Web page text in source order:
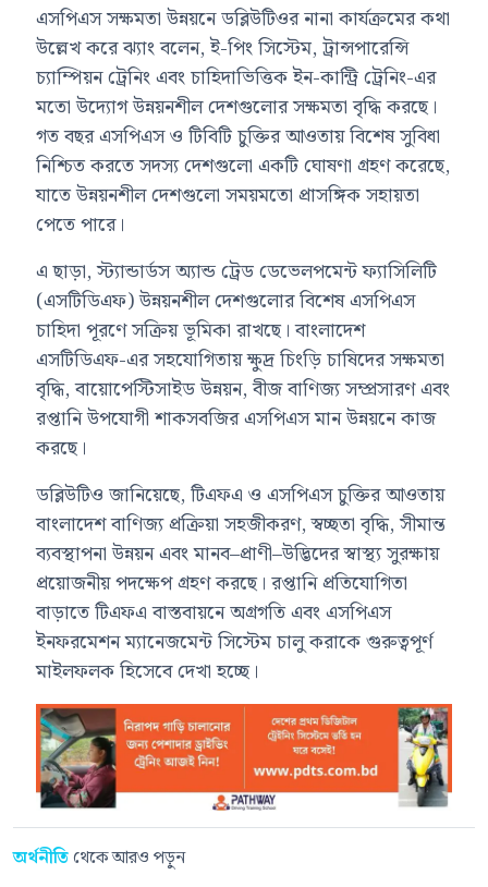
এসপিএস সক্ষমতা উন্নয়নে ডব্লিউটিওর নানা কার্যক্রমের কথা
উল্লেখ করে ঝ্যাং বলেন, ই-পিং সিস্টেম, ট্রান্সপারেন্সি
চ্যাম্পিয়ন ট্রেনিং এবং চাহিদাভিত্তিক ইন-কান্ট্রি ট্রেনিং-এর
মতো উদ্যোগ উন্নয়নশীল দেশগুলোর সক্ষমতা বৃদ্ধি করছে।
গত বছর এসপিএস ও টিবিটি চুক্তির আওতায় বিশেষ সুবিধা
নিশ্চিত করতে সদস্য দেশগুলো একটি ঘোষণা গ্রহণ করেছে,
যাতে উন্নয়নশীল দেশগুলো সময়মতো প্রাসঙ্গিক সহায়তা
পেতে পারে।
এ ছাড়া, স্ট্যান্ডার্ডস অ্যান্ড ট্রেড ডেভেলপমেন্ট ফ্যাসিলিটি
(এসটিডিএফ) উন্নয়নশীল দেশগুলোর বিশেষ এসপিএস
চাহিদা পূরণে সক্রিয় ভূমিকা রাখছে। বাংলাদেশ
এসটিডিএফ-এর সহযোগিতায় ক্ষুদ্র চিংড়ি চাষিদের সক্ষমতা
বৃদ্ধি, বায়োপেস্টিসাইড উন্নয়ন, বীজ বাণিজ্য সম্প্রসারণ এবং
রপ্তানি উপযোগী শাকসবজির এসপিএস মান উন্নয়নে কাজ
করছে।
ডব্লিউটিও জানিয়েছে, টিএফএ ও এসপিএস চুক্তির আওতায়
বাংলাদেশ বাণিজ্য প্রক্রিয়া সহজীকরণ, স্বচ্ছতা বৃদ্ধি, সীমান্ত
ব্যবস্থাপনা উন্নয়ন এবং মানব–প্রাণী–উদ্ভিদের স্বাস্থ্য সুরক্ষায়
প্রয়োজনীয় পদক্ষেপ গ্রহণ করছে। রপ্তানি প্রতিযোগিতা
বাড়াতে টিএফএ বাস্তবায়নে অগ্রগতি এবং এসপিএস
ইনফরমেশন ম্যানেজমেন্ট সিস্টেম চালু করাকে গুরুত্বপূর্ণ
মাইলফলক হিসেবে দেখা হচ্ছে।
অর্থনীতি থেকে আরও পড়ুন